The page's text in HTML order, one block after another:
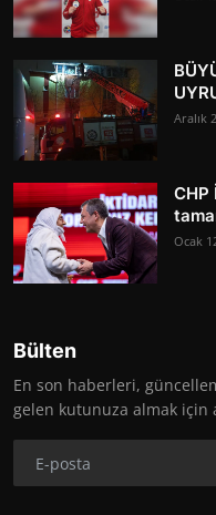
Aralık
CHP
Ocak
Bülten
En son haberleri,
gelen kutunuza almak için